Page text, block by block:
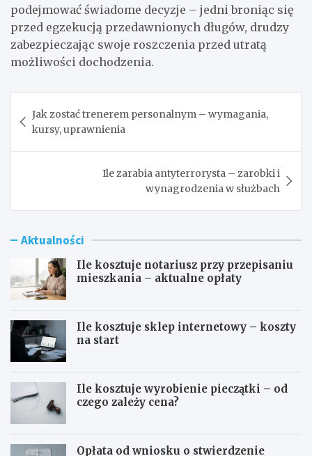
podejmować świadome decyzje – jedni broniąc się
przed egzekucją przedawnionych długów, drudzy
zabezpieczając swoje roszczenia przed utratą
możliwości dochodzenia.
wpisu
Jak zostać trenerem personalnym – wymagania,
kursy, uprawnienia
Ile zarabia antyterrorysta – zarobki i
wynagrodzenia w służbach
Aktualności
Ile kosztuje notariusz przy przepisaniu
mieszkania – aktualne opłaty
Ile kosztuje sklep internetowy – koszty
na start
Ile kosztuje wyrobienie pieczątki – od
czego zależy cena?
Opłata od wniosku o stwierdzenie